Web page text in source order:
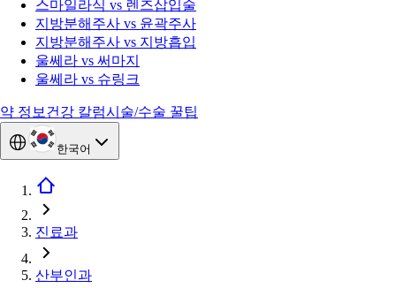
스마일라식 vs 렌즈삽입술
지방분해주사 vs 윤곽주사
지방분해주사 vs 지방흡입
울쎄라 vs 써마지
울쎄라 vs 슈링크
약 정보 건강 칼럼시술/수술 꿀팁
한국어
진료과
산부인과